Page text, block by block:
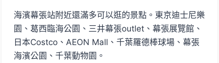
海濱幕張站附近還滿多可以逛的景點。東京迪士尼樂
園、葛西臨海公園、三井幕張outlet、幕張展覽館、
日本Costco、AEON Mall、千葉羅德棒球場、幕張
海濱公園、千葉動物園。